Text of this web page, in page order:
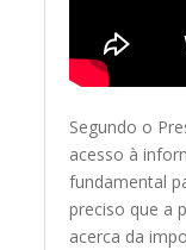
Segundo o
acesso à
fundamental
preciso que a
acerca da